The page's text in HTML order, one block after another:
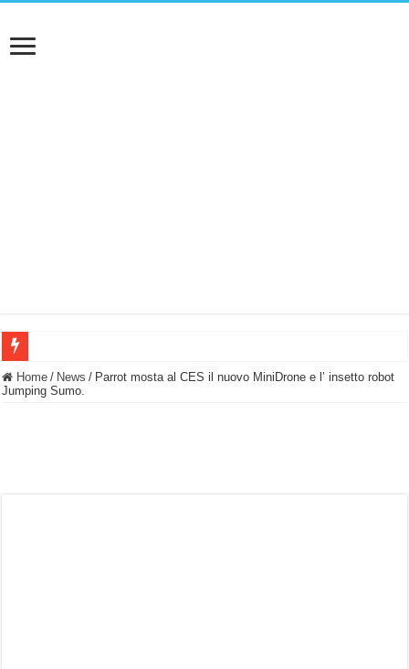
BASTA FATICARE! Questo robot tagliaerba lo appoggi e fa tutto lui! (Senza
Home / News / Parrot mosta al CES il nuovo MiniDrone e l’ insetto robot
Jumping Sumo.